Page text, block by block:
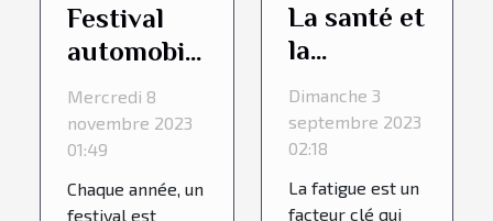
Festival
automobile
2021 de
quoi s’agit-
il ?
Mercredi 8
novembre 2023
01:49
Chaque année, un
festival est
La santé et
la
conduite :
l'influence
de la
fatigue
Dimanche 3
septembre 2023
02:18
La fatigue est un
facteur clé qui